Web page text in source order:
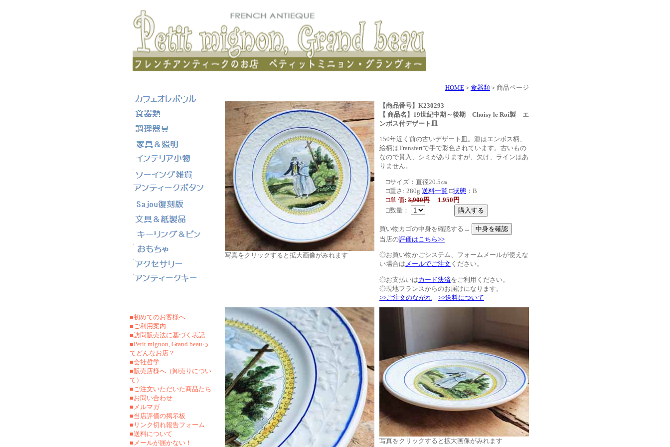
■初めてのお客様へ
■ご利用案内
■訪問販売法に基づく表記
■Petit mignon, Grand beauっ
てどんなお店？
■会社哲学
■販売店様へ（卸売りについ
て）
■ご注文いただいた商品たち
■お問い合わせ
■メルマガ
■当店評価の掲示板
■リンク切れ報告フォーム
■送料について
■メールが届かない！
HOME ＞ 食器類 ＞商品ページ
写真をクリックすると拡大画像がみれます
【商品番号】K230293
【 商品名】19世紀中期～後期 Choisy le Roi製 エ
ンボス付デザート皿
150年近く前の古いデザート皿。淵はエンボス柄、
絵柄はTransfertで手で彩色されています。古いもの
なので貫入、シミがありますが、欠け、ラインはあ
りません。
□サイズ：直径20.5㎝
□重さ: 280g 送料一覧 □状態 ：B
□単 価: 3,900円 1.950円
□数量：
買い物カゴの中身を確認する→
当店の評価はこちら>>
◎お買い物かごシステム、フォームメールが使えな
い場合は メールでご注文 ください。
◎お支払いはカード決済をご利用ください。
◎現地フランスからのお届けになります。
>>ご注文のながれ
>>送料について
写真をクリックすると拡大画像がみれます